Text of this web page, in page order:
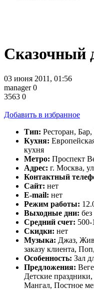
Сказочный
03 июня 2011, 01:56
manager0
3563 0
Добавить в избранное
Тип: Ресторан,
Кухня:
кухня
Метро: Проспект
Адрес: г. Москва,
Контактный
Сайт: нет
E-mail: нет
Режим работы:
Выходные дни:
Средний счет: 500-
Скидки: нет
Музыка: Джаз,
заказу клиента,
Особенность: Зал
Предложения:
Детские
Мангал, Постное